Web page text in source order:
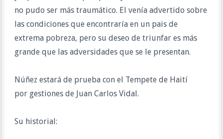
no pudo ser más traumático. El venía advertido sobre
las condiciones que encontraría en un pais de
extrema pobreza, pero su deseo de triunfar es más
grande que las adversidades que se le presentan.
Núñez estará de prueba con el Tempete de Haití
por gestiones de Juan Carlos Vidal.
Su historial: